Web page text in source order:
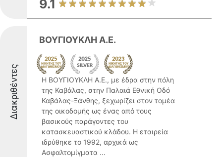
9.1
Διακριθέντες
ΒΟΥΓΙΟΥΚΛΗ Α.Ε.
Η ΒΟΥΓΙΟΥΚΛΗ Α.Ε., με έδρα στην πόλη
της Καβάλας, στην Παλαιά Εθνική Οδό
Καβάλας-Ξάνθης, ξεχωρίζει στον τομέα
της οικοδομής ως ένας από τους
βασικούς παράγοντες του
κατασκευαστικού κλάδου. Η εταιρεία
ιδρύθηκε το 1992, αρχικά ως
Ασφαλτομίγματα ...